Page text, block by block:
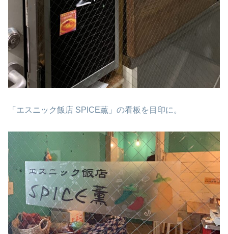
「エスニック飯店 SPICE薫」の看板を目印に。